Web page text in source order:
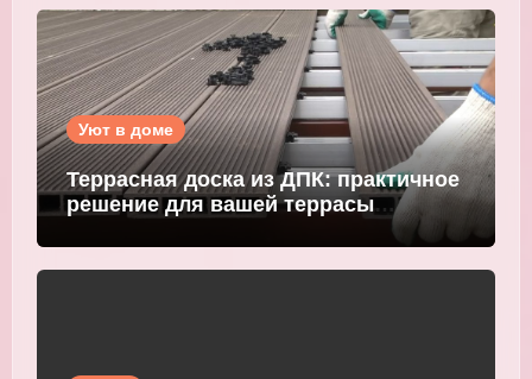
Уют в доме
Террасная доска из ДПК: практичное
решение для вашей террасы